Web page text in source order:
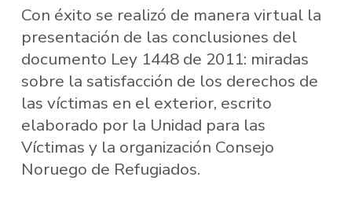
Con éxito se realizó de manera virtual la
presentación de las conclusiones del
documento Ley 1448 de 2011: miradas
sobre la satisfacción de los derechos de
las víctimas en el exterior, escrito
elaborado por la Unidad para las
Víctimas y la organización Consejo
Noruego de Refugiados.